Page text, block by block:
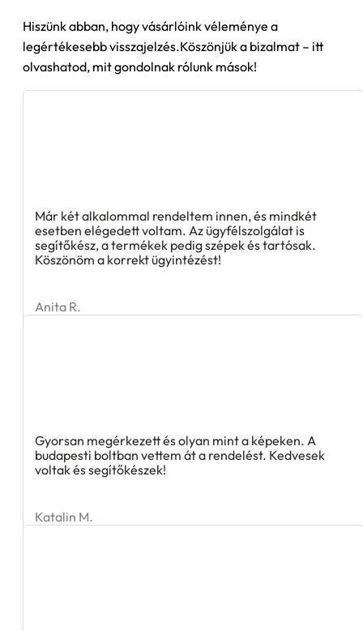
Hiszünk abban, hogy vásárlóink véleménye a
legértékesebb visszajelzés.Köszönjük a bizalmat – itt
olvashatod, mit gondolnak rólunk mások!
Már két alkalommal rendeltem innen, és mindkét
esetben elégedett voltam. Az ügyfélszolgálat is
segítőkész, a termékek pedig szépek és tartósak.
Köszönöm a korrekt ügyintézést!
Anita R.
Gyorsan megérkezett és olyan mint a képeken. A
budapesti boltban vettem át a rendelést. Kedvesek
voltak és segítőkészek!
Katalin M.